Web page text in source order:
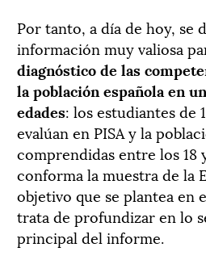
Por tanto, a día de hoy, se
información muy valiosa
diagnóstico de las
la población española en
edades: los estudiantes de
evalúan en PISA y la
comprendidas entre los 18
conforma la muestra de la
objetivo que se plantea en
trata de profundizar en lo
principal del informe.